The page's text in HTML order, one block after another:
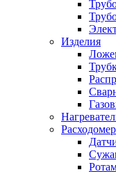
Изделия